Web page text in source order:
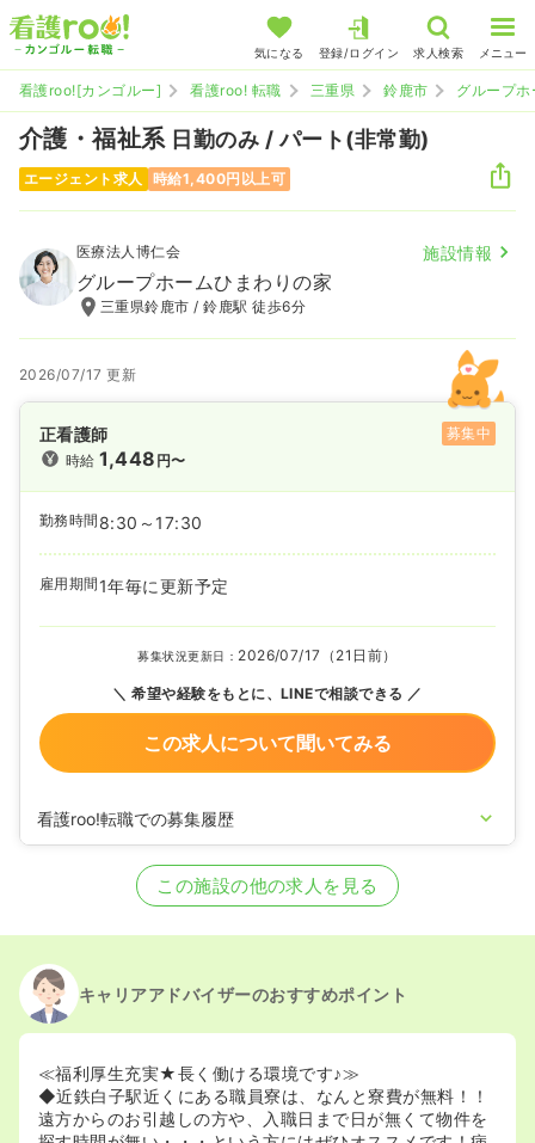
気になる 登録/ログイン 求人検索 メニュー
看護roo![カンゴルー] 看護roo! 転職 三重県 鈴鹿市 グループ
介護・福祉系 日勤のみ / パート(非常勤)
エージェント求人 時給1,400円以上可
医療法人博仁会 施設情報
グループホームひまわりの家
三重県鈴鹿市 / 鈴鹿駅 徒歩6分
2026/07/17 更新
正看護師
募集中
時給1,448 円〜
勤務時間 8:30～17:30
雇用期間 1年毎に更新予定
募集状況更新日： 2026/07/17（21日前）
希望や経験をもとに、LINEで相談できる
この求人について聞いてみる
看護roo!転職での募集履歴
この施設の他の求人を見る
キャリアアドバイザーのおすすめポイント
≪福利厚生充実★長く働ける環境です♪≫
◆近鉄白子駅近くにある職員寮は、なんと寮費が無料！！
遠方からのお引越しの方や、入職日まで日が無くて物件を